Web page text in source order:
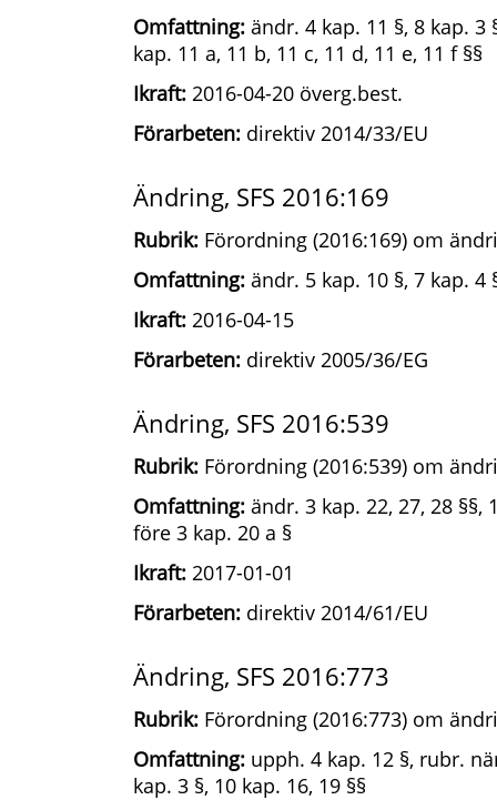
Omfattning: ändr. 4 kap. 11 §, 8 kap. 3
kap. 11 a, 11 b, 11 c, 11 d, 11 e, 11 f §§
Ikraft: 2016-04-20 överg.best.
Förarbeten: direktiv 2014/33/EU
Ändring, SFS 2016:169
Rubrik: Förordning (2016:169) om
Omfattning: ändr. 5 kap. 10 §, 7 kap. 4
Ikraft: 2016-04-15
Förarbeten: direktiv 2005/36/EG
Ändring, SFS 2016:539
Rubrik: Förordning (2016:539) om
Omfattning: ändr. 3 kap. 22, 27, 28
före 3 kap. 20 a §
Ikraft: 2017-01-01
Förarbeten: direktiv 2014/61/EU
Ändring, SFS 2016:773
Rubrik: Förordning (2016:773) om
Omfattning: upph. 4 kap. 12 §, rubr.
kap. 3 §, 10 kap. 16, 19 §§